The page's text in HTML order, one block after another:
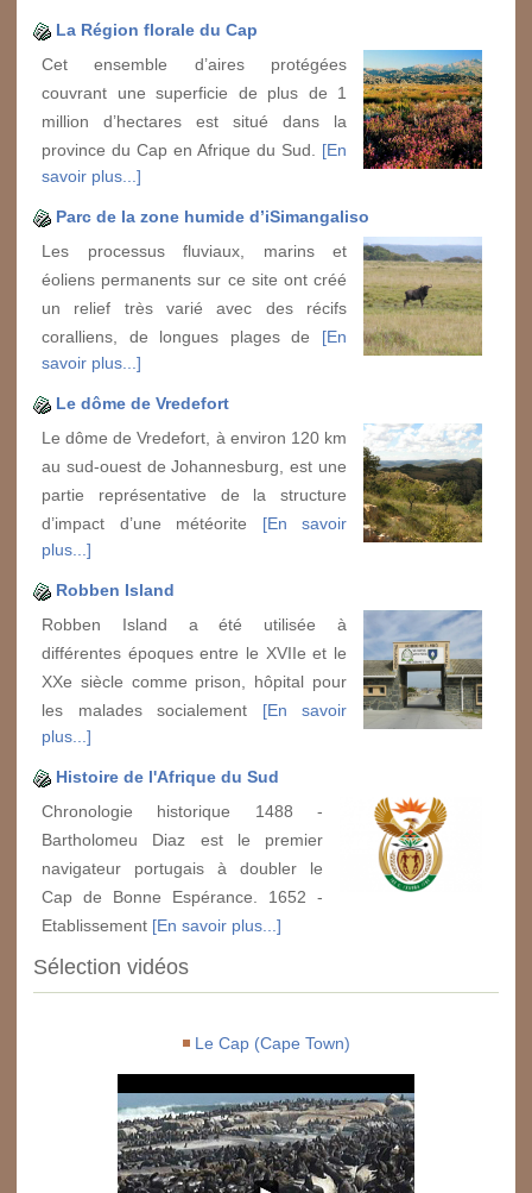
La Région florale du Cap
Cet ensemble d’aires protégées
couvrant une superficie de plus de 1
million d’hectares est situé dans la
province du Cap en Afrique du Sud. [En
savoir plus...]
Parc de la zone humide d’iSimangaliso
Les processus fluviaux, marins et
éoliens permanents sur ce site ont créé
un relief très varié avec des récifs
coralliens, de longues plages de [En
savoir plus...]
Le dôme de Vredefort
Le dôme de Vredefort, à environ 120 km
au sud-ouest de Johannesburg, est une
partie représentative de la structure
d’impact d’une météorite [En savoir
plus...]
Robben Island
Robben Island a été utilisée à
différentes époques entre le XVIIe et le
XXe siècle comme prison, hôpital pour
les malades socialement [En savoir
plus...]
Histoire de l'Afrique du Sud
Chronologie historique 1488 -
Bartholomeu Diaz est le premier
navigateur portugais à doubler le
Cap de Bonne Espérance. 1652 -
Etablissement [En savoir plus...]
Sélection vidéos
Le Cap (Cape Town)